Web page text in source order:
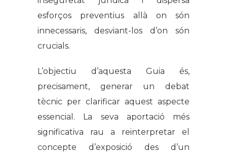
esforços preventius allà on són
innecessaris, desviant-los d’on són
crucials.
L’objectiu d’aquesta Guia és,
precisament, generar un debat
tècnic per clarificar aquest aspecte
essencial. La seva aportació més
significativa rau a reinterpretar el
concepte d’exposició des d’un